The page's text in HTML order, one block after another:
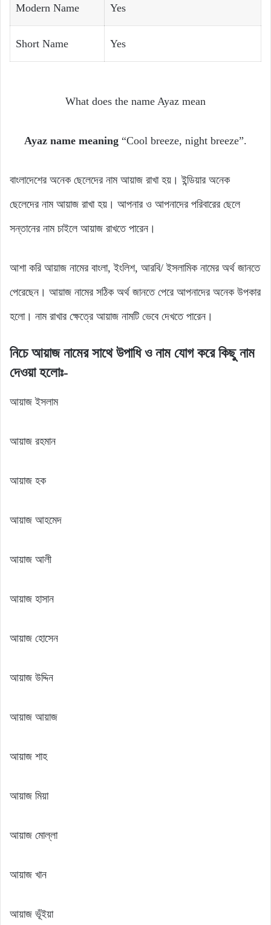
Modern Name Yes
Short Name Yes
What does the name Ayaz mean
Ayaz name meaning “Cool breeze, night breeze”.
বাংলাদেশের অনেক ছেলেদের নাম আয়াজ রাখা হয়। ইন্ডিয়ার অনেক
ছেলেদের নাম আয়াজ রাখা হয়। আপনার ও আপনাদের পরিবারের ছেলে
সন্তানের নাম চাইলে আয়াজ রাখতে পারেন।
আশা করি আয়াজ নামের বাংলা, ইংলিশ, আরবি/ ইসলামিক নামের অর্থ জানতে
পেরেছেন। আয়াজ নামের সঠিক অর্থ জানতে পেরে আপনাদের অনেক উপকার
হলো। নাম রাখার ক্ষেত্রে আয়াজ নামটি ভেবে দেখতে পারেন।
নিচে আয়াজ নামের সাথে উপাধি ও নাম যোগ করে কিছু নাম
দেওয়া হলোঃ-
আয়াজ ইসলাম
আয়াজ রহমান
আয়াজ হক
আয়াজ আহমেদ
আয়াজ আলী
আয়াজ হাসান
আয়াজ হোসেন
আয়াজ উদ্দিন
আয়াজ আয়াজ
আয়াজ শাহ
আয়াজ মিয়া
আয়াজ মোল্লা
আয়াজ খান
আয়াজ ভূঁইয়া